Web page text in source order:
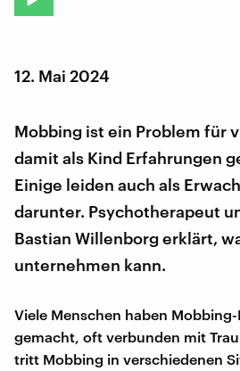
12. Mai 2024
Mobbing ist ein Problem für
damit als Kind Erfahrungen
Einige leiden auch als
darunter. Psychotherapeut
Bastian Willenborg erklärt,
unternehmen kann.
Viele Menschen haben
gemacht, oft verbunden mit
tritt Mobbing in verschiedenen